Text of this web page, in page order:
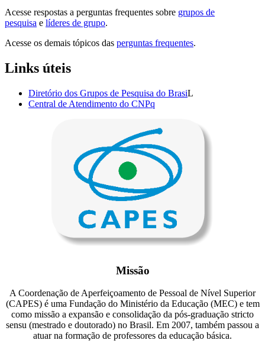
Acesse respostas a perguntas frequentes sobre grupos de
pesquisa e líderes de grupo.
Acesse os demais tópicos das perguntas frequentes.
Links úteis
Diretório dos Grupos de Pesquisa do BrasiL
Central de Atendimento do CNPq
Missão
A Coordenação de Aperfeiçoamento de Pessoal de Nível Superior
(CAPES) é uma Fundação do Ministério da Educação (MEC) e tem
como missão a expansão e consolidação da pós-graduação stricto
sensu (mestrado e doutorado) no Brasil. Em 2007, também passou a
atuar na formação de professores da educação básica.